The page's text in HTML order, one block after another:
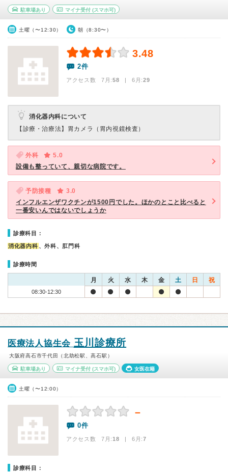
駐車場あり マイナ受付(スマホ可)
土曜（〜12:30） 朝（8:30〜）
3.48
2件
アクセス数 7月:58 | 6月:29
消化器内科について
【診療・治療法】 胃カメラ（胃内視鏡検査）
外科
5.0
設備も整っていて、親切な病院です。
予防接種
3.0
インフルエンザワクチンが1500円でした。ほかのとこと比べると
一番安いんではないでしょうか
診療科目：
消化器内科 、外科、肛門科
診療時間
月 火 水 木 金 土 日 祝
08:30-12:30
医療法人協生会 玉川診療所
大阪府高石市千代田（北助松駅、高石駅）
駐車場あり マイナ受付(スマホ可) 女医在籍
土曜（〜12:00）
－
0件
アクセス数 7月:18 | 6月:7
診療科目：